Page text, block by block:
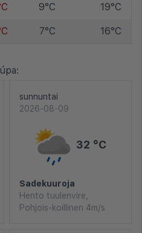
9°C 19°C
7°C 16°C
sunnuntai
2026-08-09
32 °C
Sadekuuroja
Hento tuulenvire,
Pohjois-koillinen 4m/s